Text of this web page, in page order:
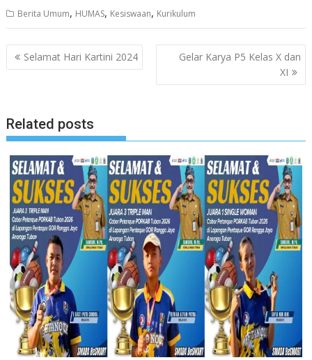
Berita Umum, HUMAS, Kesiswaan, Kurikulum
Navigasi
pos
Selamat Hari Kartini 2024
Gelar Karya P5 Kelas X dan
XI
Related posts